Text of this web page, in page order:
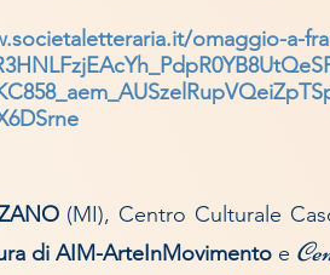
omaggio-a-
(MI), Centro Culturale
di AIM-ArteInMovimento e